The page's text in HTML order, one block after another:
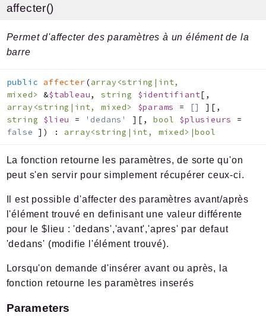
affecter()
Permet d'affecter des paramètres à un élément de la
barre
public affecter(array<string|int,
mixed>&$tableau,string $identifiant[ ,
array<string|int, mixed> $params = [] ] [ ,
string $lieu = 'dedans' ] [ ,bool $plusieurs
=
false ] ) : array<string|int, mixed>|bool
La fonction retourne les paramètres, de sorte qu'on
peut s'en servir pour simplement récupérer ceux-ci.
Il est possible d'affecter des paramètres avant/après
l'élément trouvé en definisant une valeur différente
pour le $lieu : 'dedans','avant','apres' par defaut
'dedans' (modifie l'élément trouvé).
Lorsqu'on demande d'insérer avant ou après, la
fonction retourne les paramètres inserés
Parameters